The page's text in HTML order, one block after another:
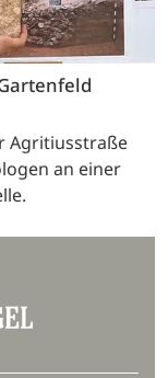
Agritiusstraße
an einer